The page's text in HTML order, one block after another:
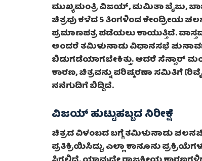
ಮುಖ್ಯಮಂತ್ರಿ ವಿಜಯ್, ಮಮಿತಾ ಬೈಜು,
ಚಿತ್ರವು ಕಳೆದ 5 ತಿಂಗಳಿಂದ ಕೇಂದ್ರೀಯ
ಪ್ರಮಾಣಪತ್ರ ಪಡೆಯಲು ಕಾಯುತ್ತಿದೆ.
ಅಂದರೆ ತಮಿಳುನಾಡು ವಿಧಾನಸಭೆ
ಬಿಡುಗಡೆಯಾಗಬೇಕಿತ್ತು. ಆದರೆ ಸೆನ್ಸಾರ್
ಕಾರಣ, ಚಿತ್ರವನ್ನು ಪರಿಷ್ಕರಣಾ ಸಮಿತಿಗೆ
ನನೆಗುದಿಗೆ ಬಿದ್ದಿದೆ.
ವಿಜಯ್ ಹುಟ್ಟುಹಬ್ಬದ ನಿರೀಕ್ಷೆ
ಚಿತ್ರದ ವಿಳಂಬದ ಬಗ್ಗೆ ತಮಿಳುನಾಡು
ಪ್ರತಿಕ್ರಿಯಿಸಿದ್ದು, ಎಲ್ಲಾ ಕಾನೂನು